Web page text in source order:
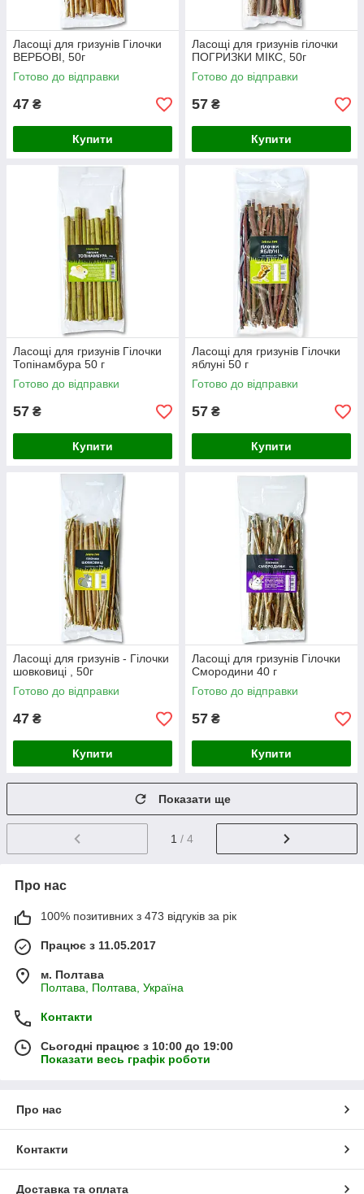
Ласощі для гризунів Гілочки
ВЕРБОВІ, 50г
Готово до відправки
47 ₴
Купити
Ласощі для гризунів гілочки
ПОГРИЗКИ МІКС, 50г
Готово до відправки
57 ₴
Купити
Ласощі для гризунів Гілочки
Топінамбура 50 г
Готово до відправки
57 ₴
Купити
Ласощі для гризунів Гілочки
яблуні 50 г
Готово до відправки
57 ₴
Купити
Ласощі для гризунів - Гілочки
шовковиці , 50г
Готово до відправки
47 ₴
Купити
Ласощі для гризунів Гілочки
Смородини 40 г
Готово до відправки
57 ₴
Купити
Показати ще
1 / 4
Про нас
100% позитивних з 473 відгуків за рік
Працює з 11.05.2017
м. Полтава
Полтава, Полтава, Україна
Контакти
Сьогодні працює з 10:00 до 19:00
Показати весь графік роботи
Про нас
Контакти
Доставка та оплата